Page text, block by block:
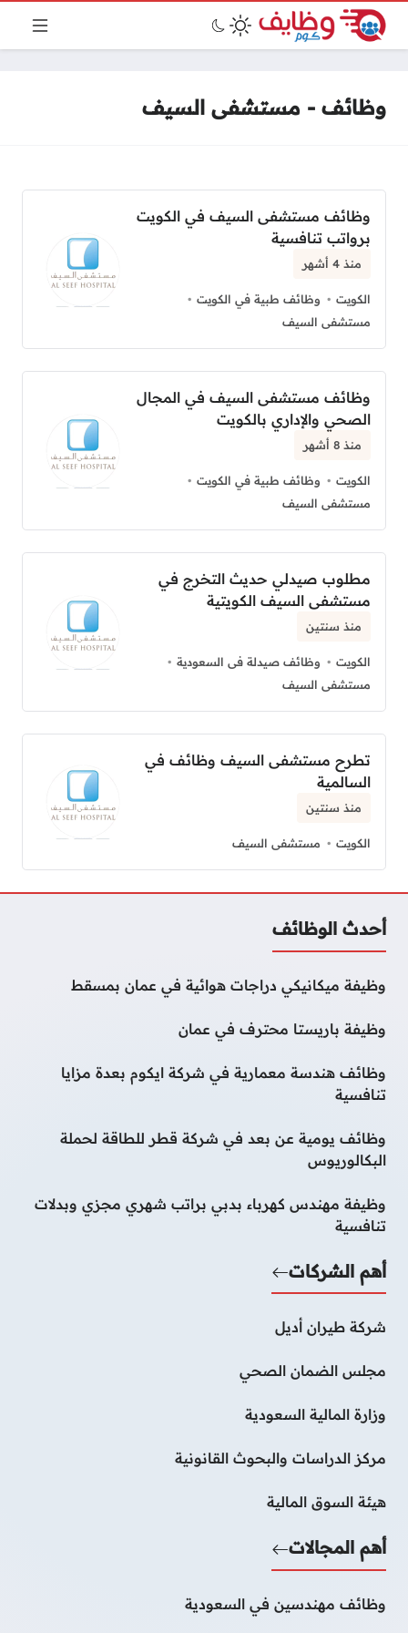
وظائف - مستشفى السيف
وظائف مستشفى السيف في الكويت
برواتب تنافسية
منذ 4 أشهر
الكويت
وظائف طبية في الكويت
مستشفى السيف
وظائف مستشفى السيف في المجال
الصحي والإداري بالكويت
منذ 8 أشهر
الكويت
وظائف طبية في الكويت
مستشفى السيف
مطلوب صيدلي حديث التخرج في
مستشفى السيف الكويتية
منذ سنتين
الكويت
وظائف صيدلة فى السعودية
مستشفى السيف
تطرح مستشفى السيف وظائف في
السالمية
منذ سنتين
الكويت مستشفى السيف
أحدث الوظائف
وظيفة ميكانيكي دراجات هوائية في عمان بمسقط
وظيفة باريستا محترف في عمان
وظائف هندسة معمارية في شركة ايكوم بعدة مزايا
تنافسية
وظائف يومية عن بعد في شركة قطر للطاقة لحملة
البكالوريوس
وظيفة مهندس كهرباء بدبي براتب شهري مجزي وبدلات
تنافسية
أهم الشركات
شركة طيران أديل
مجلس الضمان الصحي
وزارة المالية السعودية
مركز الدراسات والبحوث القانونية
هيئة السوق المالية
أهم المجالات
وظائف مهندسين في السعودية